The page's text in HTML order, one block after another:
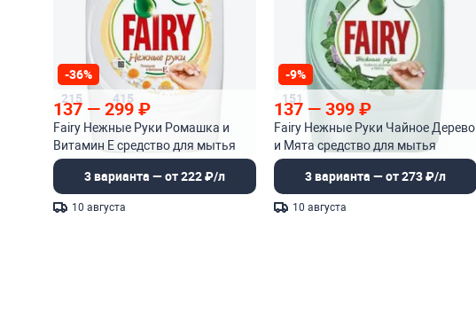
-36%
215
137 — 415
299₽
Fairy Нежные Руки Ромашка и
Витамин Е средство для мытья
посуды
3 варианта — от 222 ₽/л
10 августа
-9%
151
137 —399₽
Fairy Нежные Руки Чайное Дерево
и Мята средство для мытья
посуды
3 варианта — от 273 ₽/л
10 августа